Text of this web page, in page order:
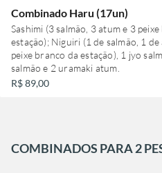
geleia de pimenta e gengibre.
essa seleção, 4 uramakis Filadélfia,
inconfundível recheio cremoso, e 2
salmão crispy, com uma textura
irresistível. Tudo isso por apenas
verdadeira viagem gastronômica ao
sair do conforto de sua casa.
Combinado Haru (17un)
Sashimi (3 salmão, 3 atum e 3
estação); Niguiri (1 de salmão, 1
peixe branco da estação), 1 jyo
salmão e 2 uramaki atum.
R$ 89,00
COMBINADOS PARA 2